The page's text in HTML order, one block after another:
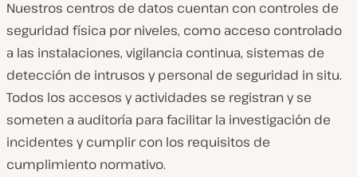
Nuestros centros de datos cuentan con controles de
seguridad física por niveles, como acceso controlado
a las instalaciones, vigilancia continua, sistemas de
detección de intrusos y personal de seguridad in situ.
Todos los accesos y actividades se registran y se
someten a auditoría para facilitar la investigación de
incidentes y cumplir con los requisitos de
cumplimiento normativo.